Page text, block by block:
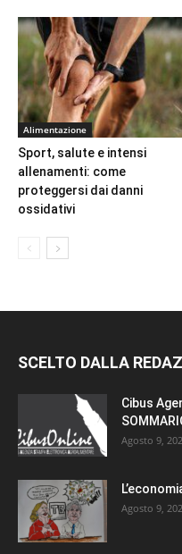
Alimentazione
Sport, salute e intensi
allenamenti: come
proteggersi dai danni
ossidativi
SCELTO DALLA
Cibus
Agosto 9,
Agosto 9,